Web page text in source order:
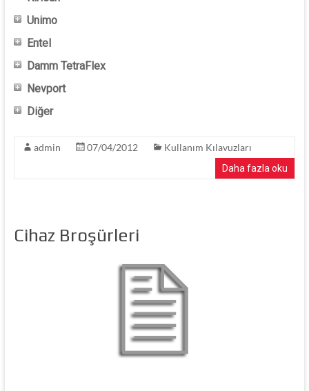
Unimo
Entel
Damm TetraFlex
Nevport
Diğer
admin 07/04/2012 Kullanım Kılavuzları
Daha fazla oku
Cihaz Broşürleri